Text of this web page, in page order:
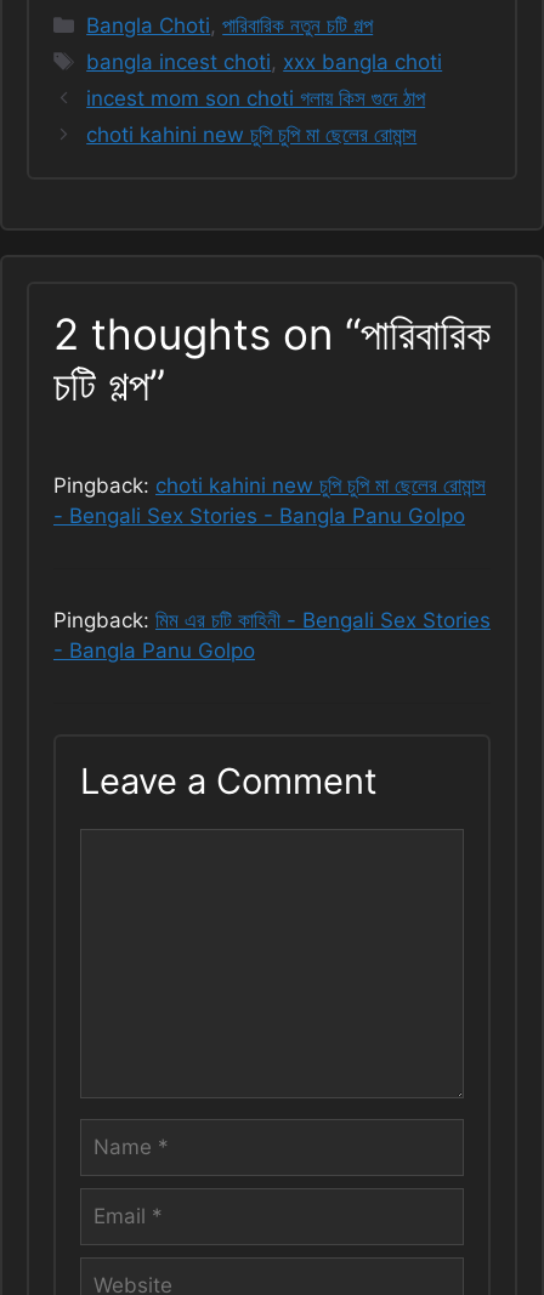
Categories
Bangla Choti,পারিবারিক নতুন চটি গল্প
Tags
bangla incest choti, xxx bangla choti
incest mom son choti গলায় কিস গুদে ঠাপ
choti kahini new চুপি চুপি মা ছেলের রোমান্স
2 thoughts on “পারিবারিক
চটি গল্প”
Pingback: choti kahini new চুপি চুপি মা ছেলের রোমান্স
- Bengali Sex Stories - Bangla Panu Golpo
Pingback: মিম এর চটি কাহিনী - Bengali Sex Stories
- Bangla Panu Golpo
Leave a Comment
Name
Email
Website